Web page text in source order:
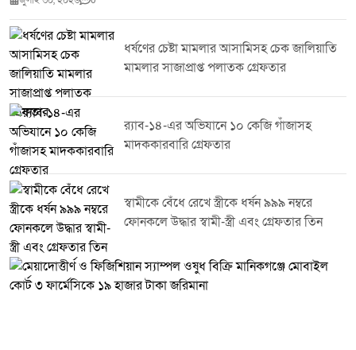
নির্দেশনায় জেলার সকল থানা ও ইউনিটের ইনচার্জদের নেতৃত্বে পরিচালিত এ অভিযানে
২৭৫ পিস ইয়াবা উদ্ধার করা হয়। একই সঙ্গে ৭ জন মাদক ব্যবসায়ীকে গ্রেপ্তার করা
হয়েছে।টাঙ্গাইল জেলা পুলিশ জানিয়েছে মাদক,সন্ত্রাস ও অন্যান্য অপরাধ দমনে এ
ধরনের অভিযান অব্যাহত থাকবে। অপরাধ নিয়ন্ত্রণে জনগণের সহযোগিতা কামনা করে
পুলিশ সবাইকে অপরাধ ও অপরাধীদের বিষয়ে তথ্য দিয়ে আইন-শৃঙ্খলা রক্ষায় সহায়তা
করার আহ্বান জানিয়েছে।
ধর্ষণের চেষ্টা মামলার আসামিসহ চেক জালিয়াতি
মামলার সাজাপ্রাপ্ত পলাতক গ্রেফতার
র‌্যাব-১৪-এর অভিযানে ১০ কেজি গাঁজাসহ
মাদককারবারি গ্রেফতার
স্বামীকে বেঁধে রেখে স্ত্রীকে ধর্ষন ৯৯৯ নম্বরে
ফোনকলে উদ্ধার স্বামী-স্ত্রী এবং গ্রেফতার তিন